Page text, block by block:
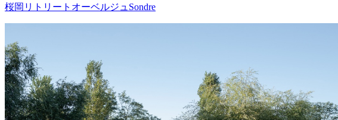
桜岡リトリートオーベルジュSondre